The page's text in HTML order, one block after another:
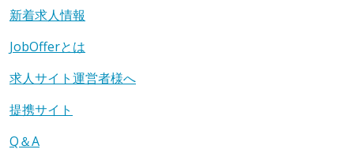
新着求人情報
JobOfferとは
求人サイト運営者様へ
提携サイト
Q＆A